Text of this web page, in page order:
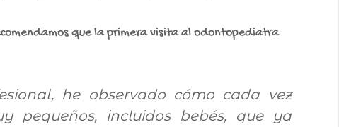
que la primera visita al odontopediatra
he observado cómo cada vez
pequeños, incluidos bebés, que ya